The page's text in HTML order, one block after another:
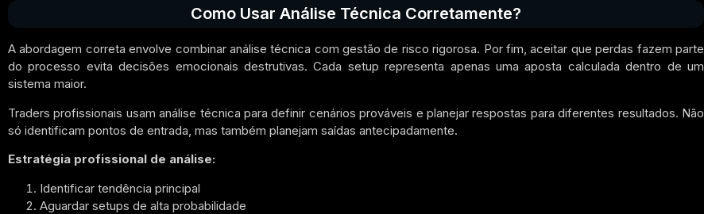
Como Usar Análise Técnica Corretamente?
A abordagem correta envolve combinar análise técnica com gestão de risco rigorosa. Por fim, aceitar que perdas fazem parte
do processo evita decisões emocionais destrutivas. Cada setup representa apenas uma aposta calculada dentro de um
sistema maior.
Traders profissionais usam análise técnica para definir cenários prováveis e planejar respostas para diferentes resultados. Não
só identificam pontos de entrada, mas também planejam saídas antecipadamente.
Estratégia profissional de análise:
Identificar tendência principal
Aguardar setups de alta probabilidade